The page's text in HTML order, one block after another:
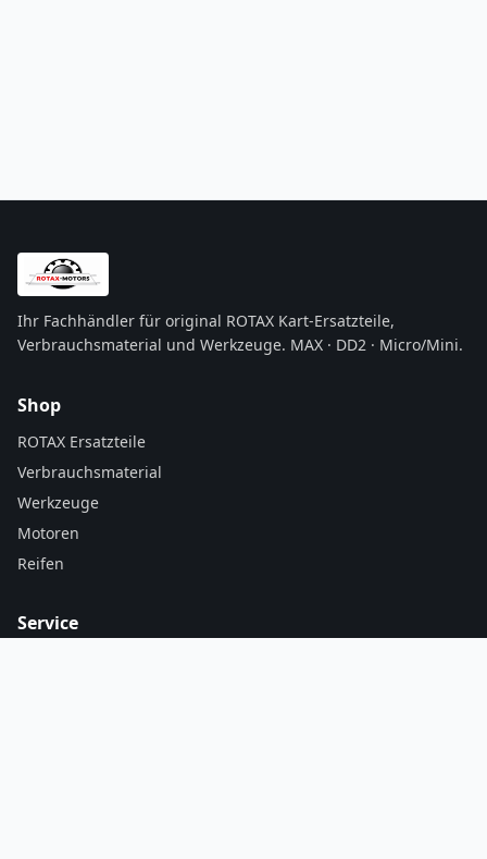
Ihr Fachhändler für original ROTAX Kart-Ersatzteile,
Verbrauchsmaterial und Werkzeuge. MAX · DD2 · Micro/Mini.
Shop
ROTAX Ersatzteile
Verbrauchsmaterial
Werkzeuge
Motoren
Reifen
Service